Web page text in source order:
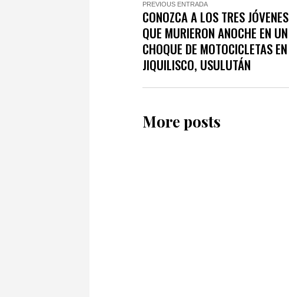
PREVIOUS ENTRADA
CONOZCA A LOS TRES JÓVENES
QUE MURIERON ANOCHE EN UN
CHOQUE DE MOTOCICLETAS EN
JIQUILISCO, USULUTÁN
More posts